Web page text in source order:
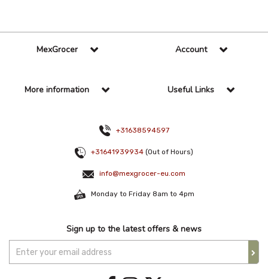
MexGrocer Account
More information Useful Links
+31638594597
+31641939934 (Out of Hours)
info@mexgrocer-eu.com
Monday to Friday 8am to 4pm
Sign up to the latest offers & news